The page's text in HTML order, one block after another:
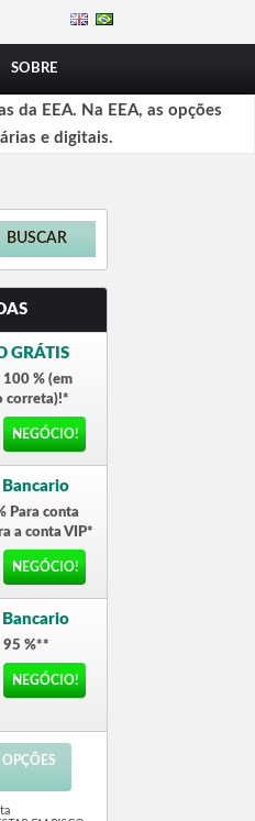
SOBRE
da EEA. Na EEA, as opções
e digitais.
GRÁTIS
100 % (em
correta)!*
NEGÓCIO!
Para conta
a conta VIP*
NEGÓCIO!
95 %**
NEGÓCIO!